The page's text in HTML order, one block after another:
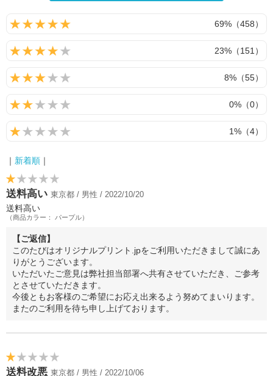
69%（458）
23%（151）
8%（55）
0%（0）
1%（4）
｜ 新着順 ｜
送料高い 東京都 / 男性 / 2022/10/20
送料高い
（商品カラー： パープル）
【ご返信】
このたびはオリジナルプリント.jpをご利用いただきまして誠にあ
りがとうございます。
いただいたご意見は弊社担当部署へ共有させていただき、ご参考
とさせていただきます。
今後ともお客様のご希望にお応え出来るよう努めてまいります。
またのご利用を待ち申し上げております。
送料改悪 東京都 / 男性 / 2022/10/06